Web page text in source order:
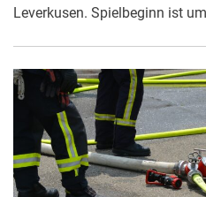
Leverkusen. Spielbeginn ist